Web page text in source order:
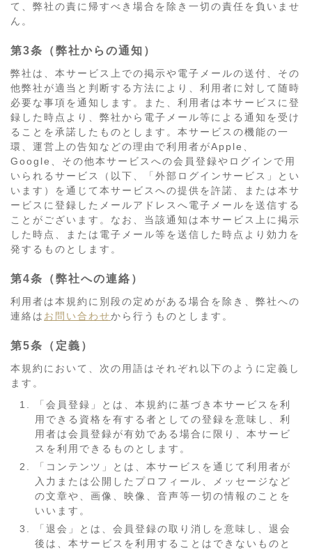
て、弊社の責に帰すべき場合を除き一切の責任を負いませ
ん。
第3条（弊社からの通知）
弊社は、本サービス上での掲示や電子メールの送付、その
他弊社が適当と判断する方法により、利用者に対して随時
必要な事項を通知します。また、利用者は本サービスに登
録した時点より、弊社から電子メール等による通知を受け
ることを承諾したものとします。本サービスの機能の一
環、運営上の告知などの理由で利用者がApple、
Google、その他本サービスへの会員登録やログインで用
いられるサービス（以下、「外部ログインサービス」とい
います）を通じて本サービスへの提供を許諾、または本サ
ービスに登録したメールアドレスへ電子メールを送信する
ことがございます。なお、当該通知は本サービス上に掲示
した時点、または電子メール等を送信した時点より効力を
発するものとします。
第4条（弊社への連絡）
利用者は本規約に別段の定めがある場合を除き、弊社への
連絡は お問い合わせから行うものとします。
第5条（定義）
本規約において、次の用語はそれぞれ以下のように定義し
ます。
「会員登録」とは、本規約に基づき本サービスを利
用できる資格を有する者としての登録を意味し、利
用者は会員登録が有効である場合に限り、本サービ
スを利用できるものとします。
「コンテンツ」とは、本サービスを通じて利用者が
入力または公開したプロフィール、メッセージなど
の文章や、画像、映像、音声等一切の情報のことを
いいます。
「退会」とは、会員登録の取り消しを意味し、退会
後は、本サービスを利用することはできないものと